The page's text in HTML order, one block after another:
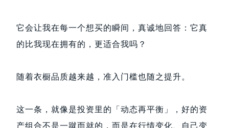
它会让我在每一个想买的瞬间，真诚地回答：它真
的比我现在拥有的，更适合我吗？
随着衣橱品质越来越，准入门槛也随之提升。
这一条，就像是投资里的「动态再平衡」，好的资
产组合不是一蹴而就的，而是在行情变化、自己变